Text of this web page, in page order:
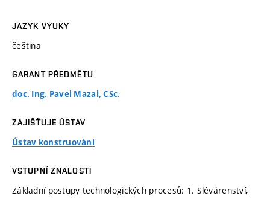
JAZYK VÝUKY
čeština
GARANT PŘEDMĚTU
doc. Ing. Pavel Mazal, CSc.
ZAJIŠŤUJE ÚSTAV
Ústav konstruování
VSTUPNÍ ZNALOSTI
Základní postupy technologických procesů: 1. Slévárenství,